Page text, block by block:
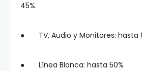
45%
● TV, Audio y Monitores: hasta
● Línea Blanca: hasta 50%